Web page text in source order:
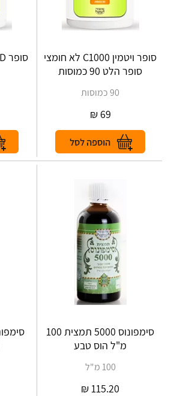
סופר ויטמין C1000 לא חומצי
סופר הלט 90 כמוסות
90 כמוסות
69
₪
סימפונוס 5000 תמצית 100
מ"ל הוס טבע
100 מ"ל
115.20
₪